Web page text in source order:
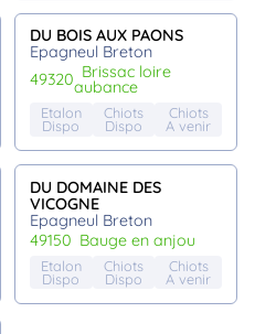
DU BOIS AUX PAONS
Epagneul Breton
49320 brissac loire
aubance
Etalon
Dispo
Chiots
Dispo
Chiots
A venir
DU DOMAINE DES
VICOGNE
Epagneul Breton
49150
bauge en anjou
Etalon
Dispo
Chiots
Dispo
Chiots
A venir